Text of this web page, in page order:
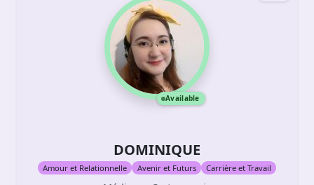
Available
DOMINIQUE
Amour et Relationnelle Avenir et Futurs Carrière et Travail